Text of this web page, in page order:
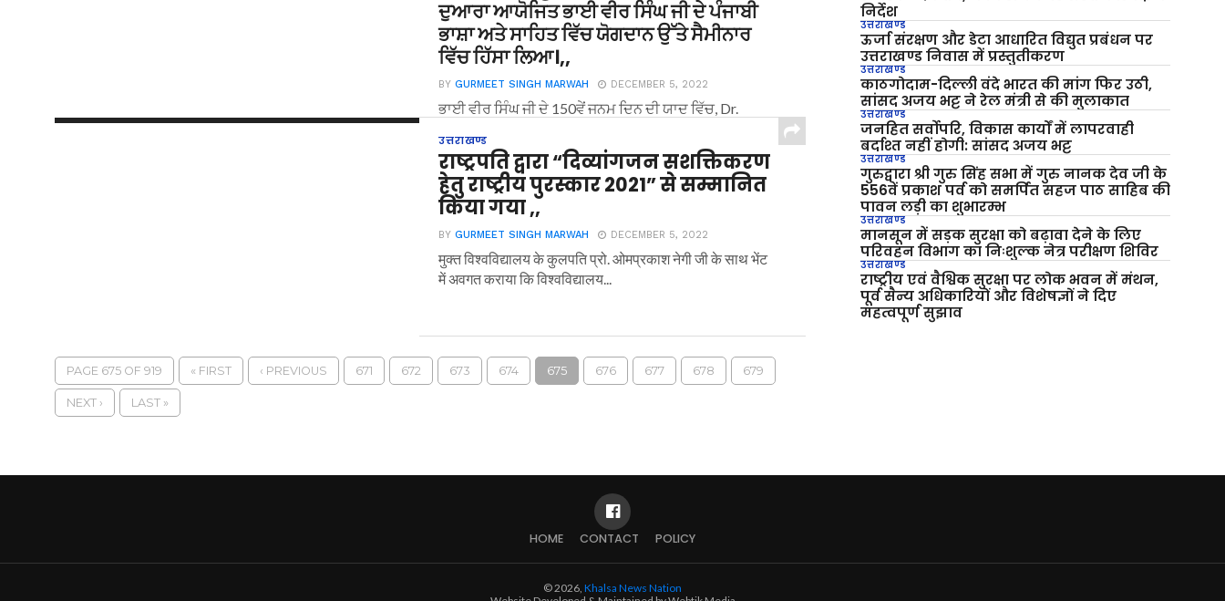
ਦੁਆਰਾ ਆਯੋਜਿਤ ਭਾਈ ਵੀਰ ਸਿੰਘ ਜੀ ਦੇ ਪੰਜਾਬੀ
ਭਾਸ਼ਾ ਅਤੇ ਸਾਹਿਤ ਵਿੱਚ ਯੋਗਦਾਨ ਉੱਤੇ ਸੈਮੀਨਾਰ
ਵਿੱਚ ਹਿੱਸਾ ਲਿਆ।,,
BYGURMEET SINGH MARWAH DECEMBER 5, 2022
ਭਾਈ ਵੀਰ ਸਿੰਘ ਜੀ ਦੇ 150ਵੇਂ ਜਨਮ ਦਿਨ ਦੀ ਯਾਦ ਵਿੱਚ, Dr.
उत्तराखण्ड
राष्ट्रपति द्वारा “दिव्यांगजन सशक्तिकरण
हेतु राष्ट्रीय पुरस्कार 2021” से सम्मानित
किया गया ,,
BYGURMEET SINGH MARWAH DECEMBER 5, 2022
मुक्त विश्वविद्यालय के कुलपति प्रो. ओमप्रकाश नेगी जी के साथ भेंट
में अवगत कराया कि विश्वविद्यालय...
PAGE 675 OF 919 « FIRST ‹ PREVIOUS 671 672 673 674 675 676 677 678 679
NEXT › LAST »
निर्देश
उत्तराखण्ड
ऊर्जा संरक्षण और डेटा आधारित विद्युत प्रबंधन पर
उत्तराखण्ड निवास में प्रस्तुतीकरण
उत्तराखण्ड
काठगोदाम-दिल्ली वंदे भारत की मांग फिर उठी,
सांसद अजय भट्ट ने रेल मंत्री से की मुलाकात
उत्तराखण्ड
जनहित सर्वोपरि, विकास कार्यों में लापरवाही
बर्दाश्त नहीं होगी: सांसद अजय भट्ट
उत्तराखण्ड
गुरुद्वारा श्री गुरु सिंह सभा में गुरु नानक देव जी के
556वें प्रकाश पर्व को समर्पित सहज पाठ साहिब की
पावन लड़ी का शुभारम्भ
उत्तराखण्ड
मानसून में सड़क सुरक्षा को बढ़ावा देने के लिए
परिवहन विभाग का निःशुल्क नेत्र परीक्षण शिविर
उत्तराखण्ड
राष्ट्रीय एवं वैश्विक सुरक्षा पर लोक भवन में मंथन,
पूर्व सैन्य अधिकारियों और विशेषज्ञों ने दिए
महत्वपूर्ण सुझाव
HOME CONTACT POLICY
© 2026, Khalsa News Nation